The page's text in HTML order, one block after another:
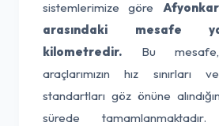
sistemlerimize göre
arasındaki mesafe
kilometredir. Bu
araçlarımızın hız
standartları göz önüne
sürede tamamlanmaktadır.